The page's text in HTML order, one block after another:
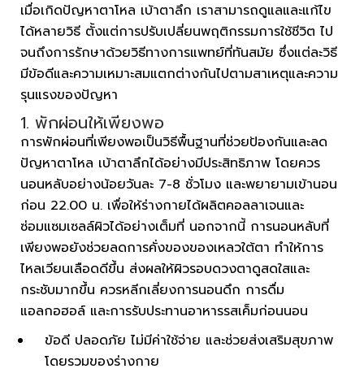
เมื่อเกิดปัญหาตาโหล เบ้าตาลึก เราสามารถดูแลและแก้ไข
ได้หลายวิธี ตั้งแต่การปรับเปลี่ยนพฤติกรรมการใช้ชีวิต ไป
จนถึงการรักษาด้วยวิธีทางการแพทย์ที่ทันสมัย ซึ่งแต่ละวิธี
มีข้อดีและความเหมาะสมแตกต่างกันไปตามสาเหตุและความ
รุนแรงของปัญหา
1. พักผ่อนให้เพียงพอ
การพักผ่อนที่เพียงพอเป็นวิธีพื้นฐานที่ช่วยป้องกันและลด
ปัญหาตาโหล เบ้าตาลึกได้อย่างมีประสิทธิภาพ โดยควร
นอนหลับอย่างน้อยวันละ 7-8 ชั่วโมง และพยายามเข้านอน
ก่อน 22.00 น. เพื่อให้ร่างกายได้ผลิตคอลลาเจนและ
ซ่อมแซมเซลล์ผิวได้อย่างเต็มที่ นอกจากนี้ การนอนหลับที่
เพียงพอยังช่วยลดการคั่งของของเหลวใต้ตา ทำให้การ
ไหลเวียนเลือดดีขึ้น ส่งผลให้ผิวรอบดวงตาดูสดใสและ
กระชับมากขึ้น ควรหลีกเลี่ยงการนอนดึก การดื่ม
แอลกอฮอล์ และการรับประทานอาหารรสเค็มก่อนนอน
ข้อดี ปลอดภัย ไม่มีค่าใช้จ่าย และช่วยส่งเสริมสุขภาพ
โดยรวมของร่างกาย